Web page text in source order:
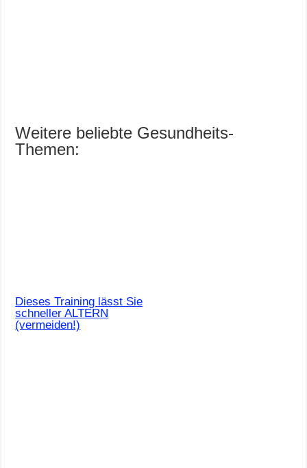
Weitere beliebte Gesundheits-
Themen:
Dieses Training lässt Sie
schneller ALTERN
(vermeiden!)